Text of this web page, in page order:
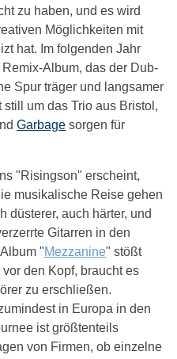
zu haben, und es wird
Möglichkeiten mit
hat. Im folgenden Jahr
Album, das der Dub-
Spur träger und langsamer
um das Trio aus Bristol,
Garbage sorgen für
"Risingson" erscheint,
musikalische Reise gehen
düsterer, auch härter, und
Gitarren in den
"Mezzanine" stößt
den Kopf, braucht es
zu erschließen.
in Europa in den
ist größtenteils
von Firmen, ob einzelne